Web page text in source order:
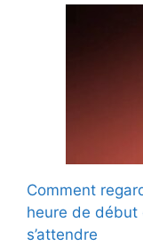
Comment
heure de début
s’attendre